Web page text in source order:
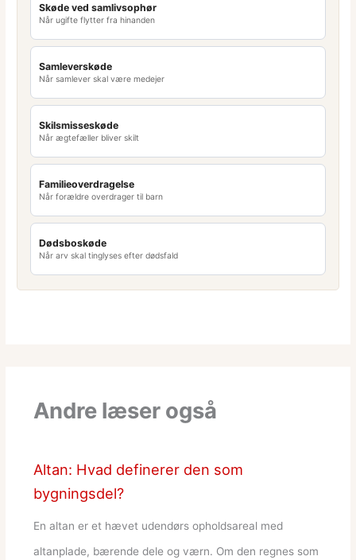
Skøde ved samlivsophør
Når ugifte flytter fra hinanden
Samleverskøde
Når samlever skal være medejer
Skilsmisseskøde
Når ægtefæller bliver skilt
Familieoverdragelse
Når forældre overdrager til barn
Dødsboskøde
Når arv skal tinglyses efter dødsfald
Andre læser også
Altan: Hvad definerer den som
bygningsdel?
En altan er et hævet udendørs opholdsareal med
altanplade, bærende dele og værn. Om den regnes som